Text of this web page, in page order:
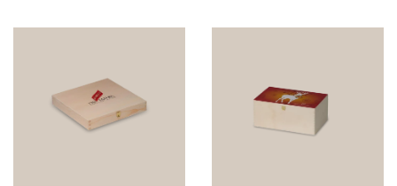
Hinweis:Herstellung von individuellen Holzwaren
erfolgt erst ab einer Abnahme von 100 Stück